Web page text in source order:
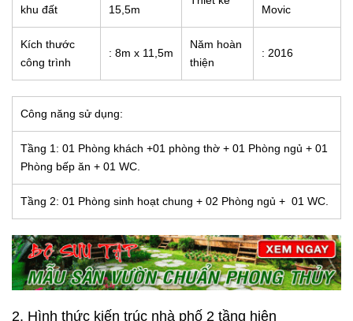
khu đất
15,5m
Movic
Kích thước
công trình
: 8m x 11,5m
Năm hoàn
thiện
: 2016
Công năng sử dụng:
Tầng 1: 01 Phòng khách +01 phòng thờ + 01 Phòng ngủ + 01
Phòng bếp ăn + 01 WC.
Tầng 2: 01 Phòng sinh hoạt chung + 02 Phòng ngủ + 01 WC.
2. Hình thức kiến trúc nhà phố 2 tầng hiện